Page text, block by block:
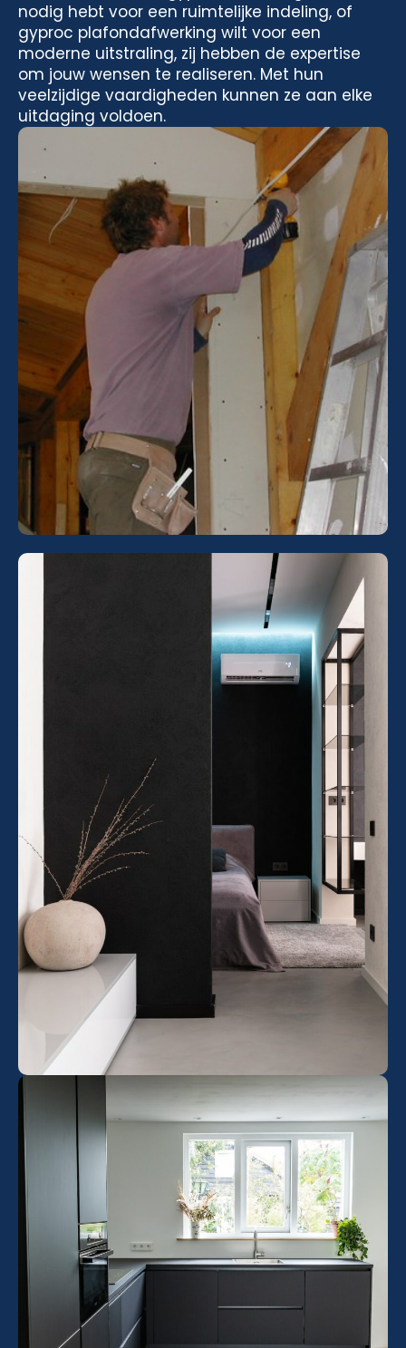
nodig hebt voor een ruimtelijke indeling, of
gyproc plafondafwerking wilt voor een
moderne uitstraling, zij hebben de expertise
om jouw wensen te realiseren. Met hun
veelzijdige vaardigheden kunnen ze aan elke
uitdaging voldoen.